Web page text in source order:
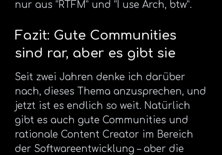
nur aus “RTFM” und “I use Arch, btw”.
Fazit: Gute Communities
sind rar, aber es gibt sie
Seit zwei Jahren denke ich darüber
nach, dieses Thema anzusprechen, und
jetzt ist es endlich so weit. Natürlich
gibt es auch gute Communities und
rationale Content Creator im Bereich
der Softwareentwicklung – aber die